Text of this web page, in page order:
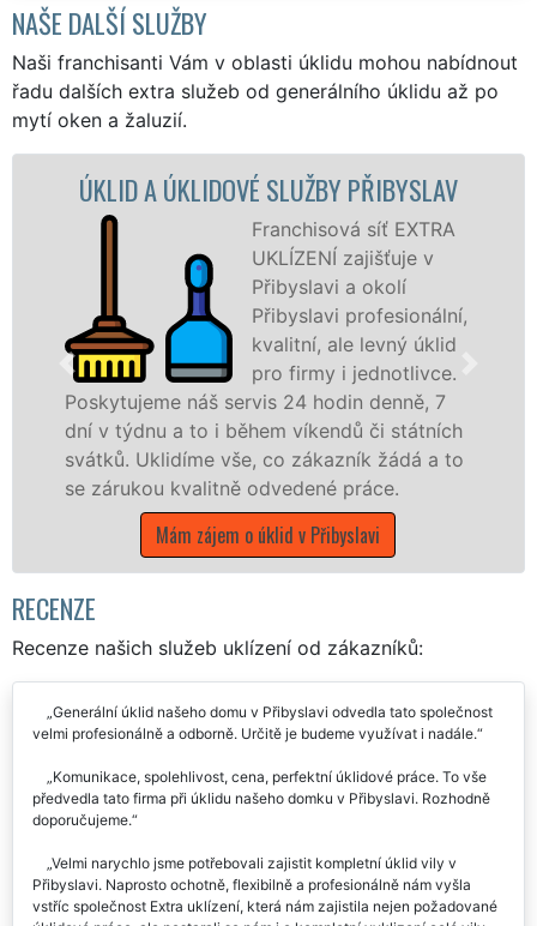
NAŠE DALŠÍ SLUŽBY
Naši franchisanti Vám v oblasti úklidu mohou nabídnout
řadu dalších extra služeb od generálního úklidu až po
mytí oken a žaluzií.
SLUŽBY PŘIBYSLAV
Franchisová síť EXTRA
UKLÍZENÍ zajišťuje v
Přibyslavi a okolí
Přibyslavi profesionální,
kvalitní, ale levný úklid
pro firmy i jednotlivce.
servis 24 hodin denně, 7
i během víkendů či státních
vše, co zákazník žádá a to
odvedené práce.
zájem o úklid v Přibyslavi
nabízíme pro
státní podniky,
kraji Vysočina
RECENZE
Recenze našich služeb uklízení od zákazníků:
Generální úklid našeho domu v Přibyslavi odvedla tato společnost
velmi profesionálně a odborně. Určitě je budeme využívat i nadále.
Komunikace, spolehlivost, cena, perfektní úklidové práce. To vše
předvedla tato firma při úklidu našeho domku v Přibyslavi. Rozhodně
doporučujeme.
Velmi narychlo jsme potřebovali zajistit kompletní úklid vily v
Přibyslavi. Naprosto ochotně, flexibilně a profesionálně nám vyšla
vstříc společnost Extra uklízení, která nám zajistila nejen požadované